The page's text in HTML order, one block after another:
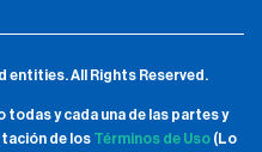
entities.All Rights Reserved.
todas y cada una de las partes y
de los Términos de Uso(Lo